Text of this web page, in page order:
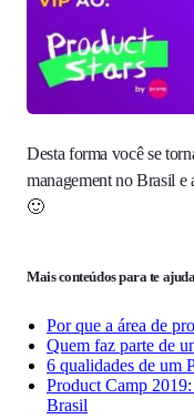
Desta forma você se
management no Brasil e
🙂
Mais conteúdos para te
Por que a área de
Quem faz parte de
6 qualidades de um
Product Camp
Brasil